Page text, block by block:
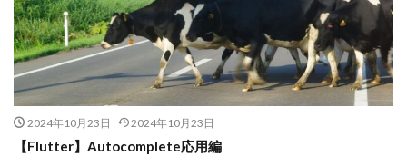
2024年10月23日 2024年10月23日
【Flutter】Autocomplete応用編